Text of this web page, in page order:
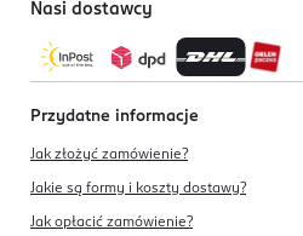
Nasi dostawcy
Przydatne informacje
Jak złożyć zamówienie?
Jakie są formy i koszty dostawy?
Jak opłacić zamówienie?